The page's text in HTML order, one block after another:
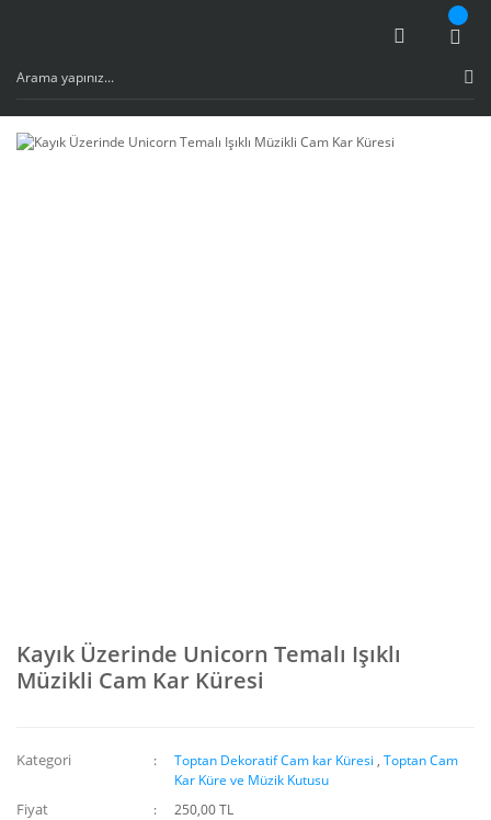
Kayık Üzerinde Unicorn Temalı Işıklı
Müzikli Cam Kar Küresi
Kategori Toptan Dekoratif Cam kar Küresi ,Toptan Cam
Kar Küre ve Müzik Kutusu
Fiyat 250,00 TL